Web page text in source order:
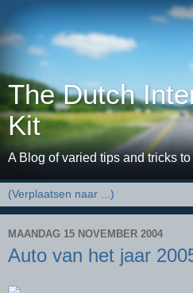
The Dutch
Kit
A Blog of varied tips and tricks
MAANDAG 15 NOVEMBER 2004
Auto van het jaar